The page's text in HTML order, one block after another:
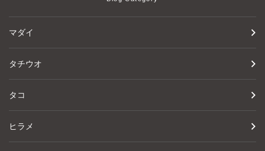
マダイ
タチウオ
タコ
ヒラメ